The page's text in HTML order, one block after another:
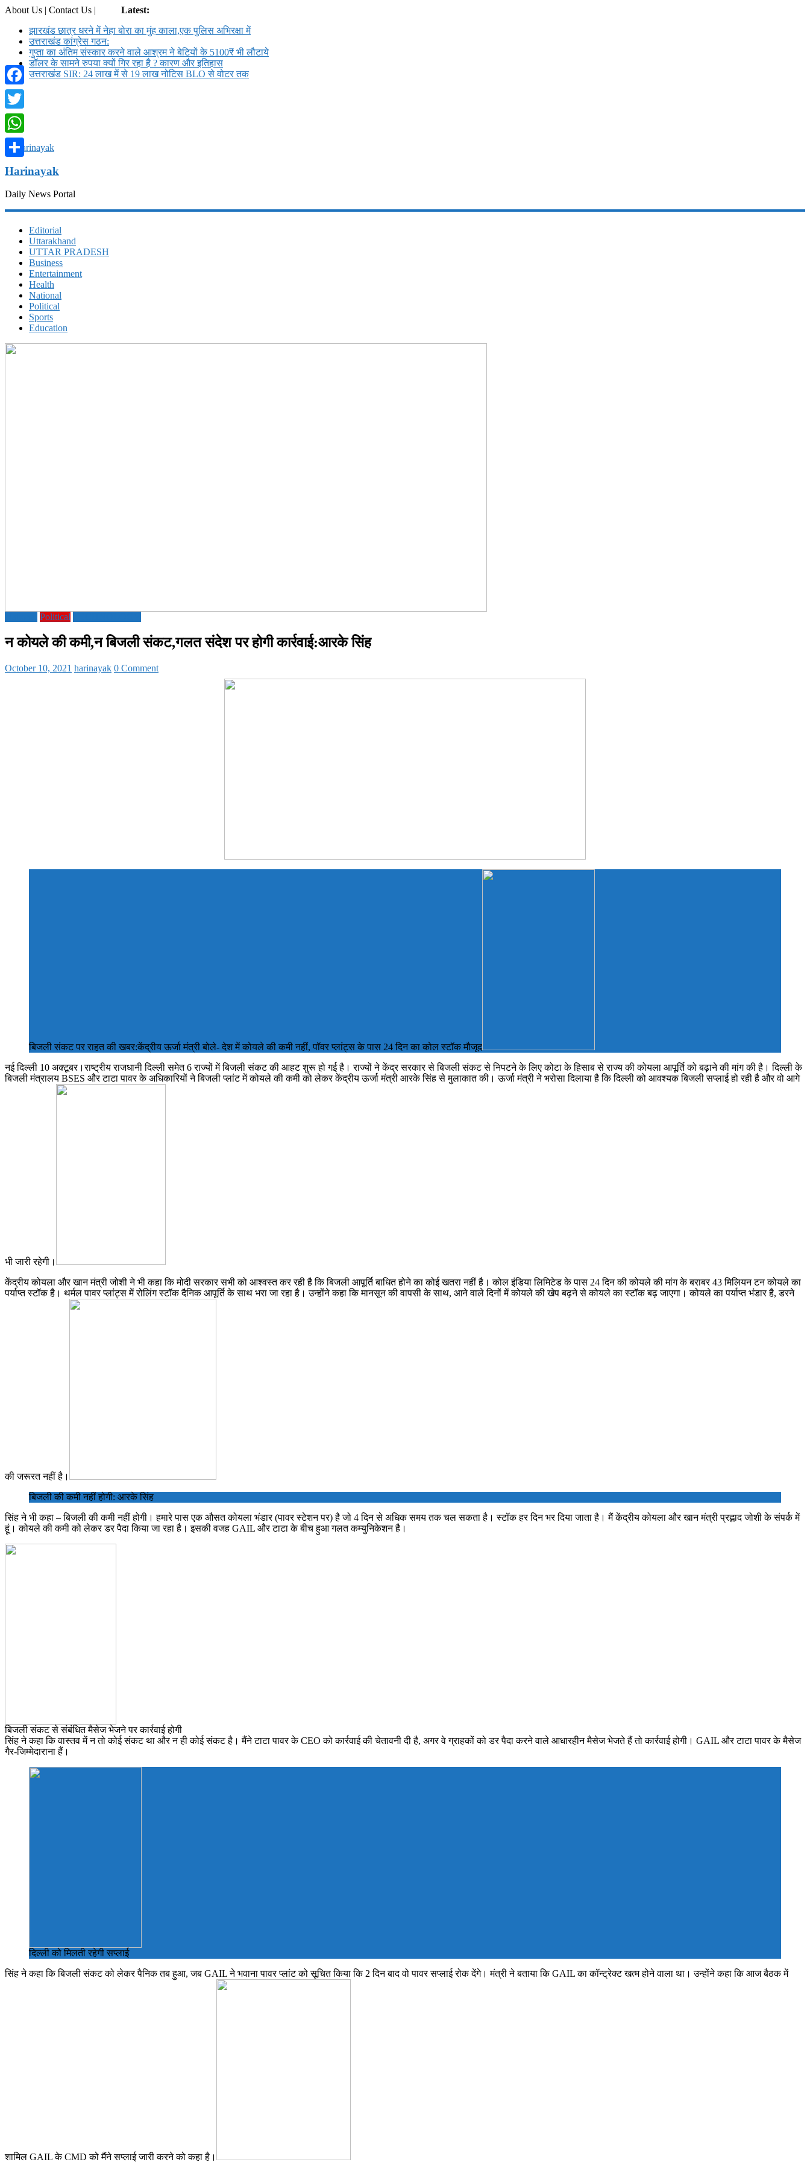
About Us | Contact Us |
Latest:
झारखंड छात्र धरने में नेहा बोरा का मुंह काला,एक पुलिस अभिरक्षा में
उत्तराखंड कांग्रेस गठन:
गुप्ता का अंतिम संस्कार करने वाले आश्रम ने बेटियों के 5100₹ भी लौटाये
डॉलर के सामने रुपया क्यों गिर रहा है ? कारण और इतिहास
उत्तराखंड SIR: 24 लाख में से 19 लाख नोटिस BLO से वोटर तक
Harinayak
Daily News Portal
Editorial
Uttarakhand
UTTAR PRADESH
Business
Entertainment
Health
National
Political
Sports
Education
Political
न कोयले की कमी,न बिजली संकट,गलत संदेश पर होगी कार्रवाई:आरके सिंह
October 10, 2021 harinayak 0 Comment
बिजली संकट पर राहत की खबर:केंद्रीय ऊर्जा मंत्री बोले- देश में कोयले की कमी नहीं, पॉवर प्लांट्स के पास 24 दिन का कोल स्टॉक मौजूद
नई दिल्ली 10 अक्टूबर।राष्ट्रीय राजधानी दिल्ली समेत 6 राज्यों में बिजली संकट की आहट शुरू हो गई है। राज्यों ने केंद्र सरकार से बिजली संकट से निपटने के लिए कोटा के हिसाब से राज्य की कोयला आपूर्ति को बढ़ाने की मांग की है। दिल्ली के
बिजली मंत्रालय BSES और टाटा पावर के अधिकारियों ने बिजली प्लांट में कोयले की कमी को लेकर केंद्रीय ऊर्जा मंत्री आरके सिंह से मुलाकात की। ऊर्जा मंत्री ने भरोसा दिलाया है कि दिल्ली को आवश्यक बिजली सप्लाई हो रही है और वो आगे
भी जारी रहेगी।
केंद्रीय कोयला और खान मंत्री जोशी ने भी कहा कि मोदी सरकार सभी को आश्वस्त कर रही है कि बिजली आपूर्ति बाधित होने का कोई खतरा नहीं है। कोल इंडिया लिमिटेड के पास 24 दिन की कोयले की मांग के बराबर 43 मिलियन टन कोयले का
पर्याप्त स्टॉक है। थर्मल पावर प्लांट्स में रोलिंग स्टॉक दैनिक आपूर्ति के साथ भरा जा रहा है। उन्होंने कहा कि मानसून की वापसी के साथ, आने वाले दिनों में कोयले की खेप बढ़ने से कोयले का स्टॉक बढ़ जाएगा। कोयले का पर्याप्त भंडार है, डरने
की जरूरत नहीं है।
बिजली की कमी नहीं होगी: आरके सिंह
सिंह ने भी कहा – बिजली की कमी नहीं होगी। हमारे पास एक औसत कोयला भंडार (पावर स्टेशन पर) है जो 4 दिन से अधिक समय तक चल सकता है। स्टॉक हर दिन भर दिया जाता है। मैं केंद्रीय कोयला और खान मंत्री प्रह्लाद जोशी के संपर्क में
हूं। कोयले की कमी को लेकर डर पैदा किया जा रहा है। इसकी वजह GAIL और टाटा के बीच हुआ गलत कम्युनिकेशन है।
बिजली संकट से संबंधित मैसेज भेजने पर कार्रवाई होगी
सिंह ने कहा कि वास्तव में न तो कोई संकट था और न ही कोई संकट है। मैंने टाटा पावर के CEO को कार्रवाई की चेतावनी दी है, अगर वे ग्राहकों को डर पैदा करने वाले आधारहीन मैसेज भेजते हैं तो कार्रवाई होगी। GAIL और टाटा पावर के मैसेज
गैर-जिम्मेदाराना हैं।
दिल्ली को मिलती रहेगी सप्लाई
सिंह ने कहा कि बिजली संकट को लेकर पैनिक तब हुआ, जब GAIL ने भवाना पावर प्लांट को सूचित किया कि 2 दिन बाद वो पावर सप्लाई रोक देंगे। मंत्री ने बताया कि GAIL का कॉन्ट्रेक्ट खत्म होने वाला था। उन्होंने कहा कि आज बैठक में
शामिल GAIL के CMD को मैंने सप्लाई जारी करने को कहा है।
Facebook
Twitter
WhatsApp
Share